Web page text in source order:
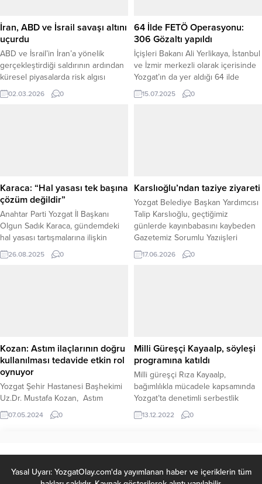
İran, ABD ve İsrail savaşı altını
uçurdu
ABD ve İsrail’in İran’a yönelik
gerçekleştirdiği saldırının ardından
küresel piyasalarda risk algısı
artarken, yatırımcılar yeniden
güvenli liman olarak görülen altına
02.03.2026 0
64 İlde FETÖ Operasyonu:
306 Gözaltı yapıldı
İçişleri Bakanı Ali Yerlikaya, İstanbul
ve İzmir merkezli olarak içerisinde
Yozgat’ın da yer aldığı 64 ilde
düzenlenen FETÖ
operasyonlarında toplam 306
Başkanlığı koordinesinde
yürütüldüğünü belirterek, valilikler,
cumhuriyet başsavcılıkları...
15.07.2025 0
Karaca: “Hal yasası tek başına
çözüm değildir”
Anahtar Parti Yozgat İl Başkanı
Olgun Sadık Karaca, gündemdeki
hal yasası tartışmalarına ilişkin
dikkat çeken açıklamalarda
bulundu. Karaca, düzenlemenin tek
üreticiden pazara ulaşıncaya kadar
birçok aşamadan geçtiğini
hatırlatan Karaca,...
26.08.2025 0
Karslıoğlu’ndan taziye ziyareti
Yozgat Belediye Başkan Yardımcısı
Talip Karslıoğlu, geçtiğimiz
günlerde kayınbabasını kaybeden
Gazetemiz Sorumlu Yazıişleri
Müdürü Ferhat Özer’e taziye
ziyaretinde bulundu. Samimi bir
acı günlerde dayanışma ve
paylaşmanın önemine dikkat
çekerek, Özer...
17.06.2026 0
Kozan: Astım ilaçlarının doğru
kullanılması tedavide etkin rol
oynuyor
Yozgat Şehir Hastanesi Başhekimi
Uz.Dr. Mustafa Kozan, Astım
ilaçlarının doğru kullanılmasının
tedavide etkin rol oynadığını
07.05.2024 0
Milli Güreşçi Kayaalp, söyleşi
programına katıldı
Milli güreşçi Rıza Kayaalp,
bağımlılıkla mücadele kapsamında
Yozgat’ta denetimli serbestlik
yükümlülerine yönelik düzenlen
söyleşi programına katıldı.
13.12.2022 0
Yasal Uyarı: YozgatOlay.com'da yayımlanan haber ve içeriklerin tüm